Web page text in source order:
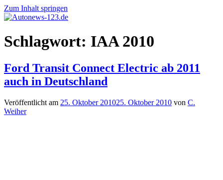
Zum Inhalt springen
Autonews-
123.de
Autonews
mit
Schlagwort: IAA 2010
Ford Transit Connect Electric ab 2011
auch in Deutschland
Veröffentlicht am 25. Oktober 201025. Oktober 2010 von C.
Weiher